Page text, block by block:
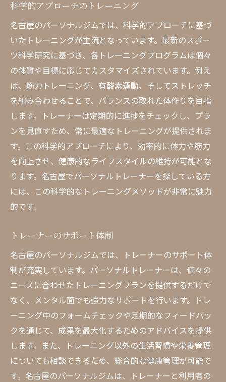
科学的アプローチのトレーニング
名古屋のパーソナルジムでは、科学的アプローチに基づ
いたトレーニングが主流となっています。最新のスポー
ツ科学研究に基づき、各トレーニングプログラムは個々
の体質や目標に応じてカスタマイズされています。例え
ば、筋力トレーニング、有酸素運動、そしてストレッチ
を組み合わせることで、バランスの取れた体作りを目指
します。トレーナーは定期的に進捗をチェックし、プラ
ンを見直すため、常に最適なトレーニングが提供されま
す。この科学的アプローチにより、効率的に体力や筋力
を向上させ、健康的なライフスタイルの維持が可能とな
ります。名古屋でパーソナルトレーナーを探している方
には、この科学的なトレーニングメソッドが非常に魅力
的です。
トレーナーのサポート体制
名古屋のパーソナルジムでは、トレーナーのサポート体
制が充実しています。パーソナルトレーナーは、個々の
ニーズに合わせたトレーニングプランを提供するだけで
なく、メンタル面でも強力なサポートを行います。トレ
ーニング中のフォームチェックや定期的なフィードバッ
クを通じて、成果を最大化するためのアドバイスを提供
します。また、トレーニング以外の生活習慣や栄養管理
についても相談できるため、総合的な健康管理が可能で
す。名古屋のパーソナルジムは、トレーナーと利用者の